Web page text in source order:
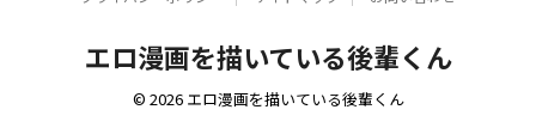
エロ漫画を描いている後輩くん
© 2026 エロ漫画を描いている後輩くん